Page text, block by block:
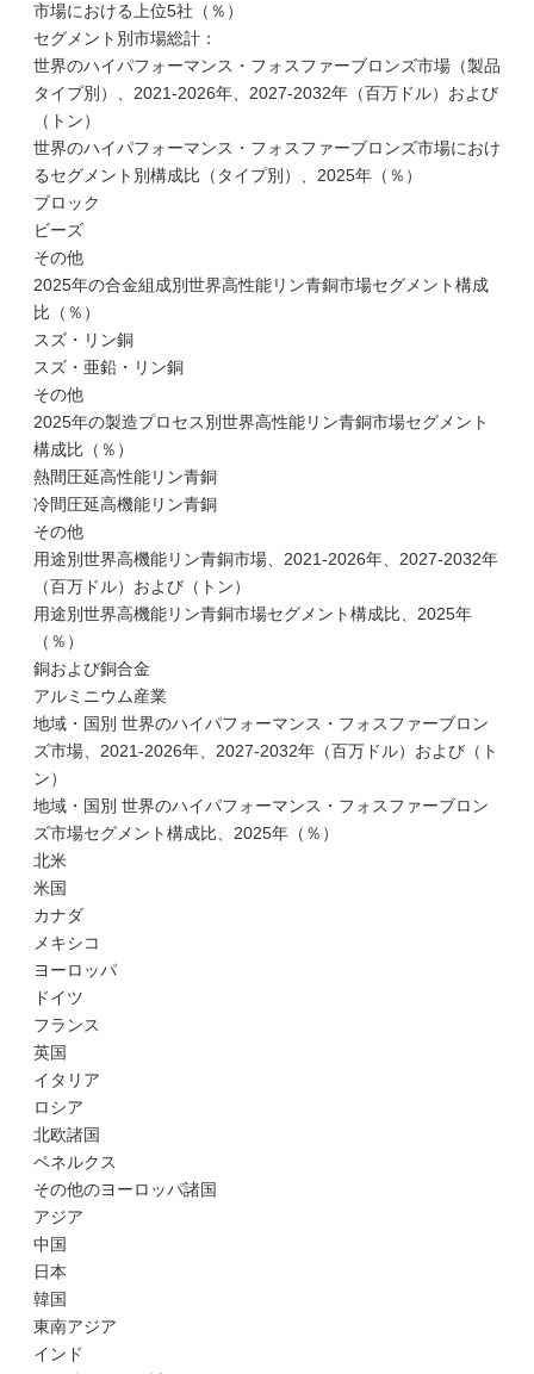
市場における上位5社（％）
セグメント別市場総計：
世界のハイパフォーマンス・フォスファーブロンズ市場（製品
タイプ別）、2021-2026年、2027-2032年（百万ドル）および
（トン）
世界のハイパフォーマンス・フォスファーブロンズ市場におけ
るセグメント別構成比（タイプ別）、2025年（％）
ブロック
ビーズ
その他
2025年の合金組成別世界高性能リン青銅市場セグメント構成
比（％）
スズ・リン銅
スズ・亜鉛・リン銅
その他
2025年の製造プロセス別世界高性能リン青銅市場セグメント
構成比（％）
熱間圧延高性能リン青銅
冷間圧延高機能リン青銅
その他
用途別世界高機能リン青銅市場、2021-2026年、2027-2032年
（百万ドル）および（トン）
用途別世界高機能リン青銅市場セグメント構成比、2025年
（％）
銅および銅合金
アルミニウム産業
地域・国別 世界のハイパフォーマンス・フォスファーブロン
ズ市場、2021-2026年、2027-2032年（百万ドル）および（ト
ン）
地域・国別 世界のハイパフォーマンス・フォスファーブロン
ズ市場セグメント構成比、2025年（％）
北米
米国
カナダ
メキシコ
ヨーロッパ
ドイツ
フランス
英国
イタリア
ロシア
北欧諸国
ベネルクス
その他のヨーロッパ諸国
アジア
中国
日本
韓国
東南アジア
インド